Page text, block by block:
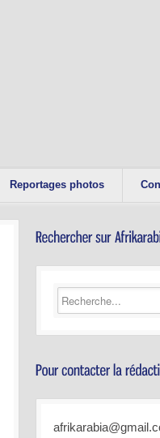
Reportages photos